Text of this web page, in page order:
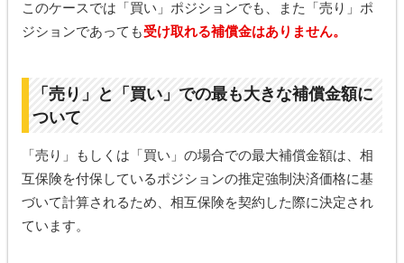
このケースでは「買い」ポジションでも、また「売り」ポ
ジションであっても受け取れる補償金はありません。
「売り」と「買い」での最も大きな補償金額に
ついて
「売り」もしくは「買い」の場合での最大補償金額は、相
互保険を付保しているポジションの推定強制決済価格に基
づいて計算されるため、相互保険を契約した際に決定され
ています。